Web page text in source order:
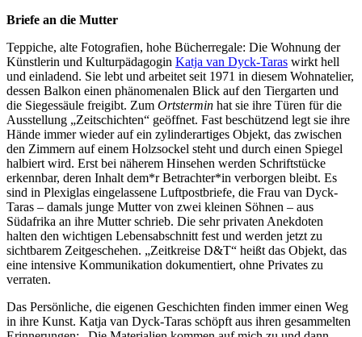
Briefe an die Mutter
Teppiche, alte Fotografien, hohe Bücherregale: Die Wohnung der
Künstlerin und Kulturpädagogin Katja van Dyck-Taras wirkt hell
und einladend. Sie lebt und arbeitet seit 1971 in diesem Wohnatelier,
dessen Balkon einen phänomenalen Blick auf den Tiergarten und
die Siegessäule freigibt. Zum Ortstermin hat sie ihre Türen für die
Ausstellung „Zeitschichten“ geöffnet. Fast beschützend legt sie ihre
Hände immer wieder auf ein zylinderartiges Objekt, das zwischen
den Zimmern auf einem Holzsockel steht und durch einen Spiegel
halbiert wird. Erst bei näherem Hinsehen werden Schriftstücke
erkennbar, deren Inhalt dem*r Betrachter*in verborgen bleibt. Es
sind in Plexiglas eingelassene Luftpostbriefe, die Frau van Dyck-
Taras – damals junge Mutter von zwei kleinen Söhnen – aus
Südafrika an ihre Mutter schrieb. Die sehr privaten Anekdoten
halten den wichtigen Lebensabschnitt fest und werden jetzt zu
sichtbarem Zeitgeschehen. „Zeitkreise D&T“ heißt das Objekt, das
eine intensive Kommunikation dokumentiert, ohne Privates zu
verraten.
Das Persönliche, die eigenen Geschichten finden immer einen Weg
in ihre Kunst. Katja van Dyck-Taras schöpft aus ihren gesammelten